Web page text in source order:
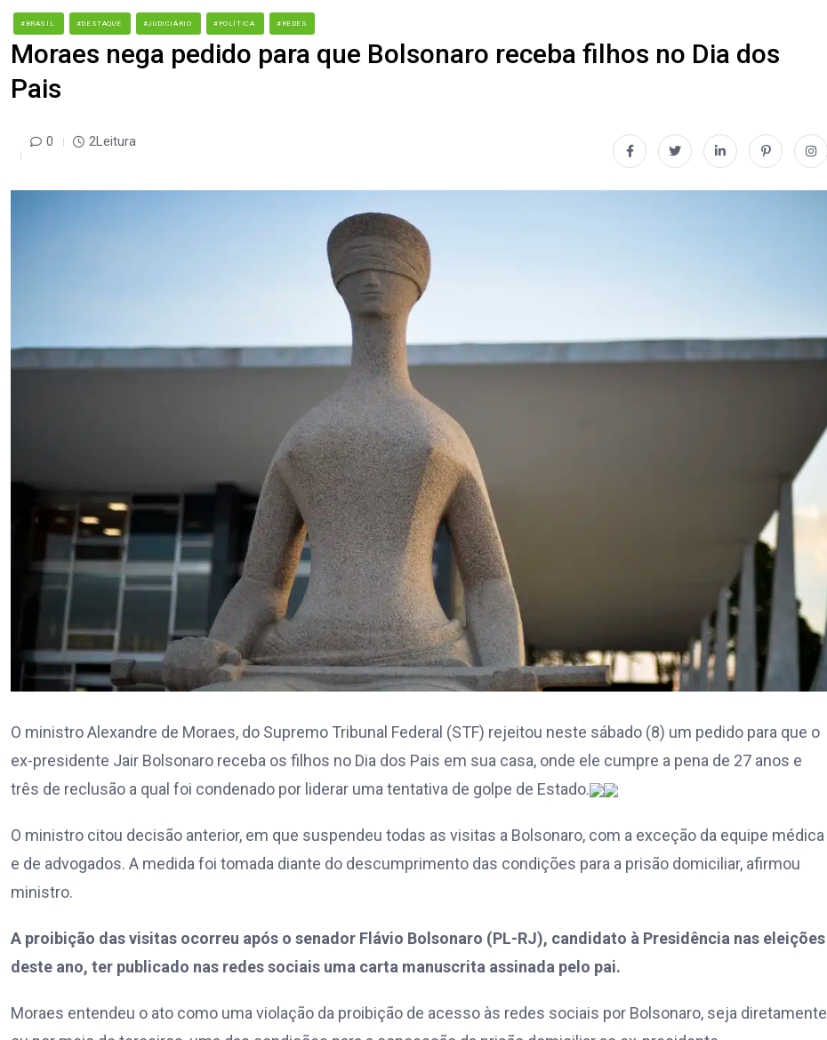
#BRASIL #DESTAQUE #JUDICIÁRIO #POLÍTICA #REDES
Moraes nega pedido para que Bolsonaro receba filhos no Dia dos
Pais
0 2Leitura
O ministro Alexandre de Moraes, do Supremo Tribunal Federal (STF) rejeitou neste sábado (8) um pedido para que o
ex-presidente Jair Bolsonaro receba os filhos no Dia dos Pais em sua casa, onde ele cumpre a pena de 27 anos e
três de reclusão a qual foi condenado por liderar uma tentativa de golpe de Estado.
O ministro citou decisão anterior, em que suspendeu todas as visitas a Bolsonaro, com a exceção da equipe médica
e de advogados. A medida foi tomada diante do descumprimento das condições para a prisão domiciliar, afirmou
ministro.
A proibição das visitas ocorreu após o senador Flávio Bolsonaro (PL-RJ), candidato à Presidência nas eleições
deste ano, ter publicado nas redes sociais uma carta manuscrita assinada pelo pai.
Moraes entendeu o ato como uma violação da proibição de acesso às redes sociais por Bolsonaro, seja diretamente